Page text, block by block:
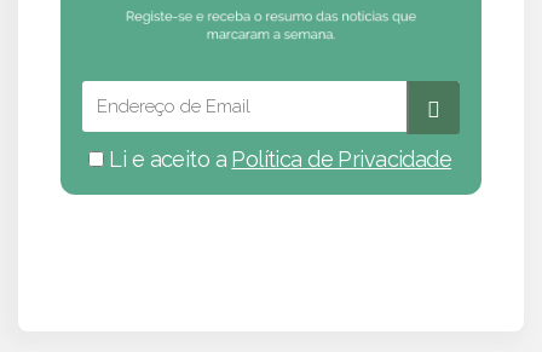
Li e aceito a Política de Privacidade